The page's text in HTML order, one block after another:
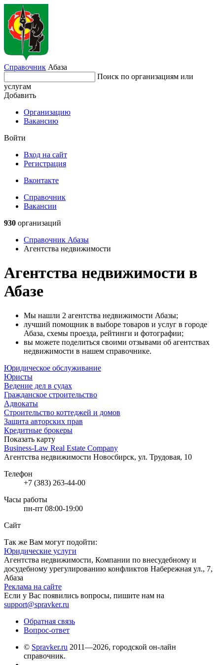
Справочник Абаза
Поиск по организациям или
услугам
Добавить
Организацию
Вакансию
Войти
Вход на сайт
Регистрация
Вконтакте
Справочник
Вакансии
930 организаций
Справочник Абазы
Агентства недвижимости
Агентства недвижимости в
Абазе
Мы нашли 2 агентства недвижимости Абазы;
лучший помощник в выборе товаров и услуг в городе
Абаза, схемы проезда, рейтинги и фотографии;
вы можете поделиться своими отзывами об агентствах
недвижимости в нашем справочнике.
Юридическое обслуживание
Юристы
Ведение дел в судах
Гражданское строительство
Адвокаты
Строительство коттеджей и домов
Защита авторских прав
Кредитные брокеры
Показать карту
Business-Law Real Estate Company
Агентства недвижимости Новосбирск, ул. Трудовая, 10
Телефон
+7 (383) 263-44-00
Часы работы
пн-пт 08:00-19:00
Сайт
Так же Вам могут подойти:
Юридические услуги
Агентства недвижимости, Компании по внесудебному и
досудебному урегулированию конфликтов Набережная ул., 7,
Абаза
Реклама на сайте
Если у Вас появились вопросы, пишите нам на
support@spravker.ru
Обратная связь
Вопрос-ответ
© Spravker.ru 2011—2026, городской он-лайн
справочник.